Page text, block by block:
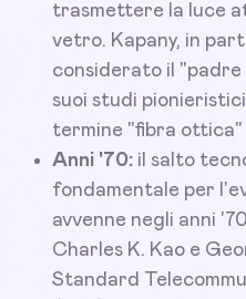
trasmettere la luce
vetro. Kapany, in
considerato il
suoi studi
termine "fibra ottica"
Anni '70: il salto
fondamentale per
avvenne negli anni
Charles K. Kao e
Standard